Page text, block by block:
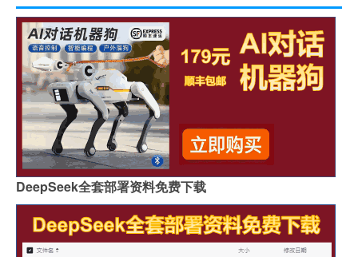
DeepSeek全套部署资料免费下载